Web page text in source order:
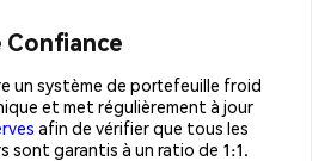
Confiance
un système de portefeuille froid
et met régulièrement à jour
afin de vérifier que tous les
sont garantis à un ratio de 1:1.